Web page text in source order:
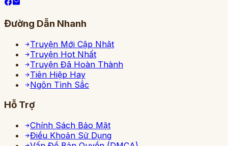
Đường Dẫn Nhanh
Truyện Mới Cập Nhật
Truyện Hot Nhất
Truyện Đã Hoàn Thành
Tiên Hiệp Hay
Ngôn Tình Sắc
Hỗ Trợ
Chính Sách Bảo Mật
Điều Khoản Sử Dụng